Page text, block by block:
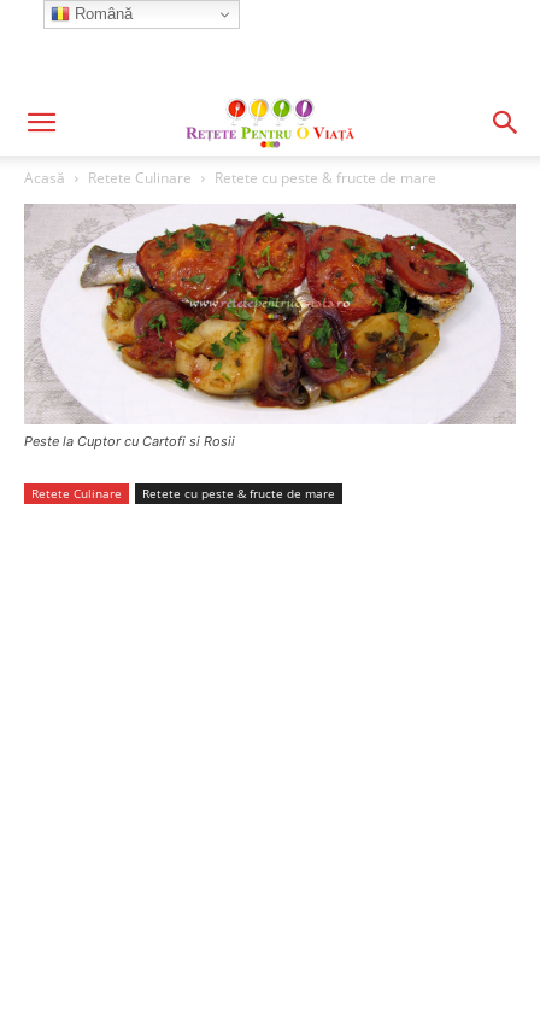
Acasă Retete Culinare Retete cu peste & fructe de mare
Peste la Cuptor cu Cartofi si Rosii
Retete Culinare Retete cu peste & fructe de mare
Română